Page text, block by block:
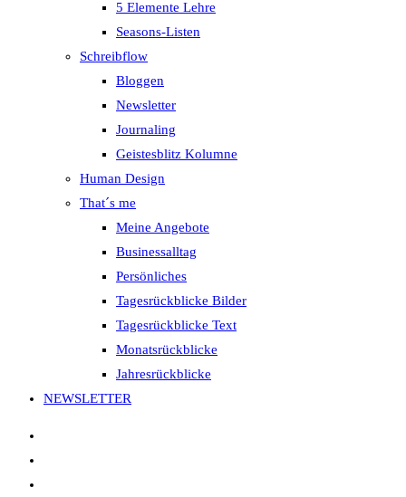
5 Elemente Lehre
Seasons-Listen
Schreibflow
Bloggen
Newsletter
Journaling
Geistesblitz Kolumne
Human Design
That´s me
Meine Angebote
Businessalltag
Persönliches
Tagesrückblicke Bilder
Tagesrückblicke Text
Monatsrückblicke
Jahresrückblicke
NEWSLETTER